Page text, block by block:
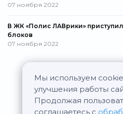
Мы используем
улучшения работы
Продолжая
соглашаетесь с
07 ноября 2022
В ЖК «Полис ЛАВрики»
блоков
07 ноября 2022
Все